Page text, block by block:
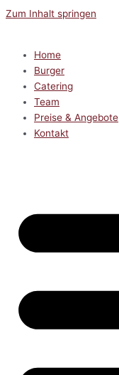
Zum Inhalt springen
Home
Burger
Catering
Team
Preise & Angebote
Kontakt